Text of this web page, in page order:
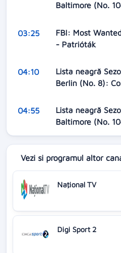
Baltimore (No.
03:25
FBI: Most
- Patrióták
04:10
Lista neagră
Berlin (No. 8):
04:55
Lista neagră
Baltimore (No.
Vezi si programul altor
Naţional TV
Digi Sport 2